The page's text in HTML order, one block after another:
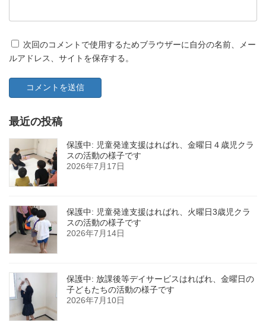
次回のコメントで使用するためブラウザーに自分の名前、メー
ルアドレス、サイトを保存する。
最近の投稿
保護中: 児童発達支援はればれ、金曜日４歳児クラ
スの活動の様子です
2026年7月17日
保護中: 児童発達支援はればれ、火曜日3歳児クラ
スの活動の様子です
2026年7月14日
保護中: 放課後等デイサービスはればれ、金曜日の
子どもたちの活動の様子です
2026年7月10日